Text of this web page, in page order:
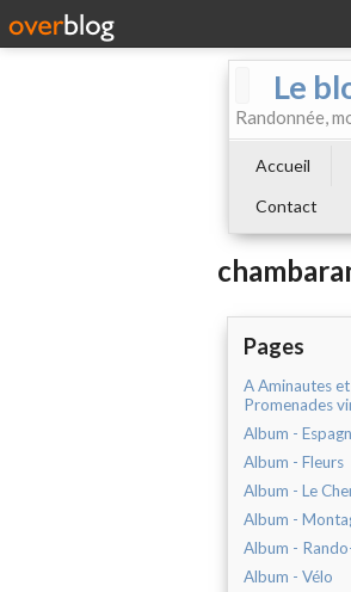
Le
Randonnée,
Accueil
Contact
Pages
A Aminautes
Promenades
Album -
Album - Fleurs
Album - Le
Album -
Album -
Album - Vélo